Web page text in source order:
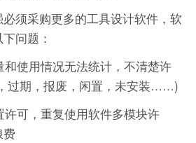
须采购更多的工具设计软件，软
问题：
使用情况无法统计，不清楚许
过期，报废，闲置，未安装……)
可，重复使用软件多模块许
费